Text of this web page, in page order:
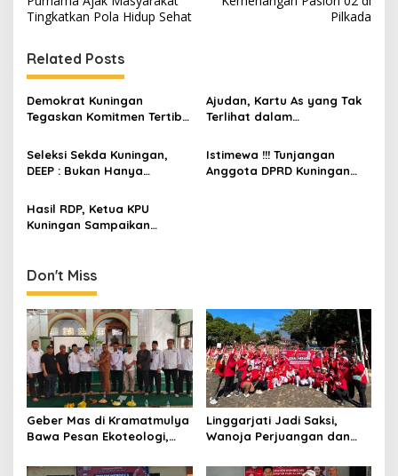
Tingkatkan Pola Hidup Sehat
Pilkada
Related Posts
Demokrat Kuningan
Tegaskan Komitmen Tertib
Lewat SIPOL
Ajudan, Kartu As yang Tak
Terlihat dalam
Daerah di Jawa Barat
Seleksi Sekda Kuningan,
DEEP : Bukan Hanya
Integritas dan Kejujuran
Istimewa !!! Tunjangan
Anggota DPRD Kuningan
Hasil RDP, Ketua KPU
Kuningan Sampaikan
Don't Miss
Geber Mas di Kramatmulya
Bawa Pesan Ekoteologi,
Tanam Pohon
Linggarjati Jadi Saksi,
Wanoja Perjuangan dan
Kemerdekaan